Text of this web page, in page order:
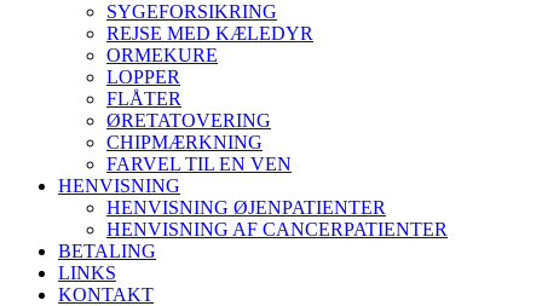
SYGEFORSIKRING
REJSE MED KÆLEDYR
ORMEKURE
LOPPER
FLÅTER
ØRETATOVERING
CHIPMÆRKNING
FARVEL TIL EN VEN
HENVISNING
HENVISNING ØJENPATIENTER
HENVISNING AF CANCERPATIENTER
BETALING
LINKS
KONTAKT